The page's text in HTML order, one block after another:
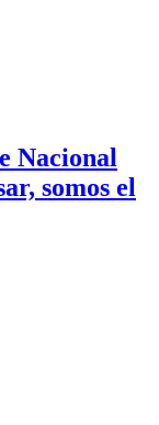
Nacional
somos el